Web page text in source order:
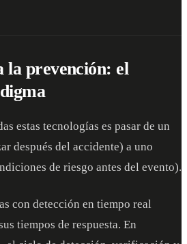
la prevención: el
estas tecnologías es pasar de un
después del accidente) a uno
de riesgo antes del evento).
con detección en tiempo real
tiempos de respuesta. En